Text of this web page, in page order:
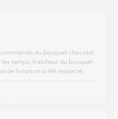
du bouquet chocolat
temps, fraicheur du bouquet
de livraison a été respecté.